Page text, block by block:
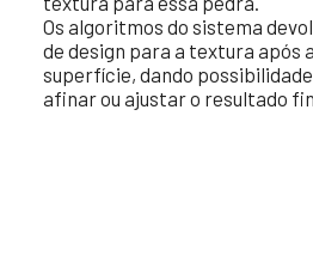
Os algoritmos do sistema
de design para a textura após
superfície, dando
afinar ou ajustar o resultado